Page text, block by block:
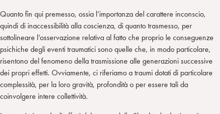
Quanto fin qui premesso, ossia l’importanza del carattere inconscio,
quindi di inaccessibilità alla coscienza, di quanto trasmesso, per
sottolineare l’osservazione relativa al fatto che proprio le conseguenze
psichiche degli eventi traumatici sono quelle che, in modo particolare,
risentono del fenomeno della trasmissione alle generazioni successive
dei propri effetti. Ovviamente, ci riferiamo a traumi dotati di particolare
complessità, per la loro gravità, profondità o per essere tali da
coinvolgere intere collettività.